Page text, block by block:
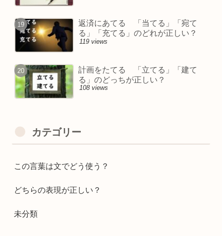
返済にあてる 「当てる」「宛て
る」「充てる」のどれが正しい？
119 views
計画をたてる 「立てる」「建て
る」のどっちが正しい？
108 views
カテゴリー
この言葉は文でどう使う？
どちらの表現が正しい？
未分類